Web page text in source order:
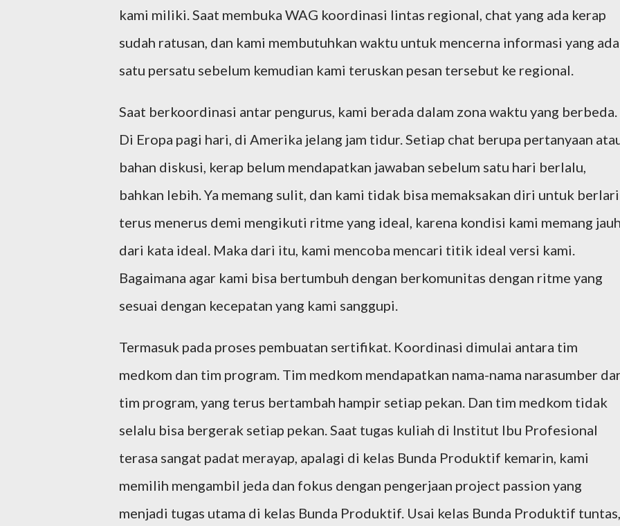
kami miliki. Saat membuka WAG koordinasi lintas regional, chat yang ada kerap
sudah ratusan, dan kami membutuhkan waktu untuk mencerna informasi yang ada
satu persatu sebelum kemudian kami teruskan pesan tersebut ke regional.
Saat berkoordinasi antar pengurus, kami berada dalam zona waktu yang berbeda.
Di Eropa pagi hari, di Amerika jelang jam tidur. Setiap chat berupa pertanyaan
bahan diskusi, kerap belum mendapatkan jawaban sebelum satu hari berlalu,
bahkan lebih. Ya memang sulit, dan kami tidak bisa memaksakan diri untuk berlari
terus menerus demi mengikuti ritme yang ideal, karena kondisi kami memang
dari kata ideal. Maka dari itu, kami mencoba mencari titik ideal versi kami.
Bagaimana agar kami bisa bertumbuh dengan berkomunitas dengan ritme yang
sesuai dengan kecepatan yang kami sanggupi.
Termasuk pada proses pembuatan sertifikat. Koordinasi dimulai antara tim
medkom dan tim program. Tim medkom mendapatkan nama-nama narasumber
tim program, yang terus bertambah hampir setiap pekan. Dan tim medkom tidak
selalu bisa bergerak setiap pekan. Saat tugas kuliah di Institut Ibu Profesional
terasa sangat padat merayap, apalagi di kelas Bunda Produktif kemarin, kami
memilih mengambil jeda dan fokus dengan pengerjaan project passion yang
menjadi tugas utama di kelas Bunda Produktif. Usai kelas Bunda Produktif tuntas,